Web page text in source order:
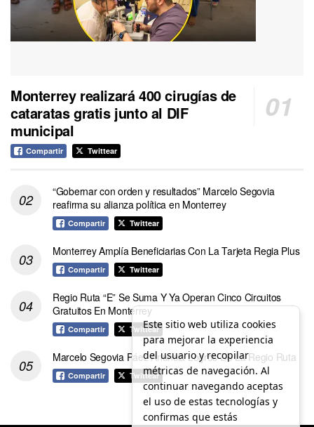
Monterrey realizará 400 cirugías de
cataratas gratis junto al DIF
municipal
Compartir Twittear
“Gobernar con orden y resultados” Marcelo Segovia
reafirma su alianza política en Monterrey
Compartir Twittear
Monterrey Amplía Beneficiarias Con La Tarjeta Regia Plus
Compartir Twittear
Regio Ruta “E” Se Suma Y Ya Operan Cinco Circuitos
Gratuitos En Monterrey
Compartir Twittear
Marcelo Segovia Páez Anuncia Logros De La Regio Ruta
Compartir Twittear
Este sitio web utiliza cookies
para mejorar la experiencia
del usuario y recopilar
métricas de navegación. Al
continuar navegando aceptas
el uso de estas tecnologías y
confirmas que estás